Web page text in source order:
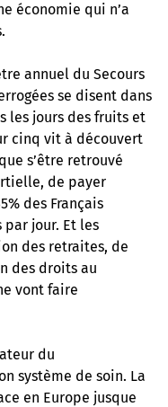
économie qui n’a
annuel du Secours
se disent dans
les jours des fruits et
cinq vit à découvert
s’être retrouvé
de payer
des Français
jour. Et les
des retraites, de
des droits au
vont faire
du
système de soin. La
en Europe jusque